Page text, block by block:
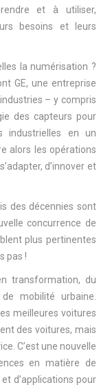
et à utiliser,
besoins et leurs
la numérisation ?
GE, une entreprise
– y compris
des capteurs pour
industrielles en un
alors les opérations
d’innover et
des décennies sont
concurrence de
plus pertinentes
pas !
transformation, du
mobilité urbaine.
meilleures voitures
des voitures, mais
C’est une nouvelle
en matière de
d’applications pour